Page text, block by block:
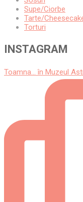
Supe/Ciorbe
Tarte/
Torturi
INSTAGRAM
Toamna... în Muzeul